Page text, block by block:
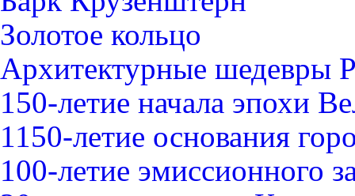
Золотое кольцо
Архитектурные шедевры
150-летие начала эпохи
1150-летие основания
100-летие эмиссионного